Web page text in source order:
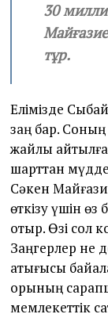
30
тұр.
Елімізде
заң бар. Соның
жайлы
шарттан
Сәкен
өткізу үшін өз
отыр. Өзі сол
Заңгерлер не
қақтығысы
қорының
мемлекеттік